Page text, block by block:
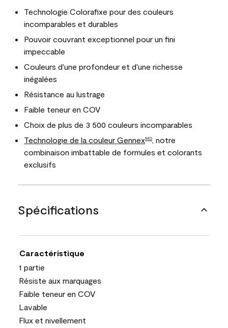
Technologie Colorafixe pour des couleurs
incomparables et durables
Pouvoir couvrant exceptionnel pour un fini
impeccable
Couleurs d'une profondeur et d'une richesse
inégalées
Résistance au lustrage
Faible teneur en COV
Choix de plus de 3 500 couleurs incomparables
Technologie de la couleur GennexMD, notre
combinaison imbattable de formules et colorants
exclusifs
Spécifications
Caractéristique
1 partie
Résiste aux marquages
Faible teneur en COV
Lavable
Flux et nivellement